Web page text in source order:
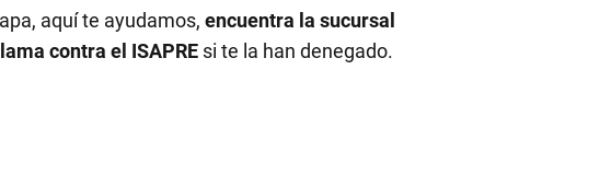
aquí te ayudamos, encuentra la sucursal
contra el ISAPRE si te la han denegado.